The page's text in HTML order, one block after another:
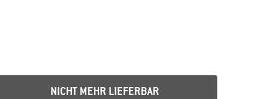
NICHT MEHR LIEFERBAR